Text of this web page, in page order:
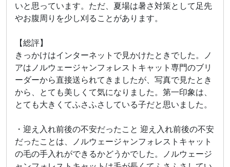
いと思っています。ただ、夏場は暑さ対策として足先
やお腹周りを少し刈ることがあります。
【総評】
きっかけはインターネットで見かけたときでした。ノ
アはノルウェージャンフォレストキャット専門のブリ
ーダーから直接送られてきましたが、写真で見たとき
から、とても美しくて気になりました。第一印象は、
とても大きくてふさふさしている子だと思いました。
・迎え入れ前後の不安だったこと 迎え入れ前後の不安
だったことは、ノルウェージャンフォレストキャット
の毛の手入れができるかどうかでした。ノルウェージ